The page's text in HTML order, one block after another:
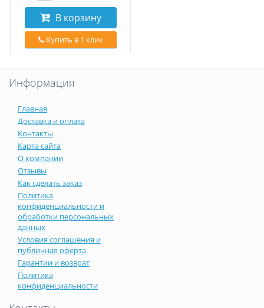
В корзину
Купить в 1 клик
Информация
Главная
Доставка и оплата
Контакты
Карта сайта
О компании
Отзывы
Как сделать заказ
Политика
конфиденциальности и
обработки персональных
данных
Условия соглашения и
публичная оферта
Гарантии и возврат
Политика
конфиденциальности